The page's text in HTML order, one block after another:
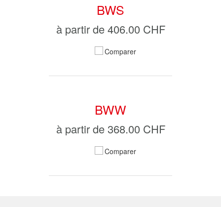
BWS
à partir de406.00 CHF
Comparer
BWW
à partir de368.00 CHF
Comparer